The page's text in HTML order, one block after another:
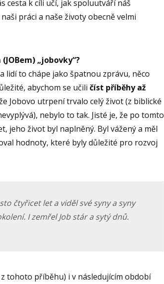
cesta k cíli učí, jak spoluutváří náš
práci a naše životy obecně velmi
„jobovky“?
lidí to chápe jako špatnou zprávu, něco
abychom se učili číst příběhy až
Jobovo utrpení trvalo celý život (z biblické
nebylo to tak. Jisté je, že po tomto
jeho život byl naplněný. Byl vážený a měl
hodnoty, které byly důležité pro rozvoj
čtyřicet let a viděl své syny a syny
I zemřel Job stár a sytý dnů.
tohoto příběhu) i v následujícím období